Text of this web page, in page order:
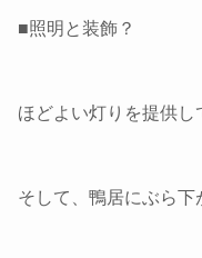
■照明と装飾？
ほどよい灯りを提供し
そして、鴨居にぶら下